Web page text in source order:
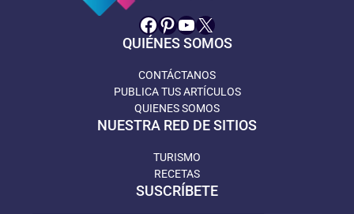
Facebook
Pinterest
YouTube
X
QUIÉNES SOMOS
CONTÁCTANOS
PUBLICA TUS ARTÍCULOS
QUIENES SOMOS
NUESTRA RED DE SITIOS
TURISMO
RECETAS
SUSCRÍBETE